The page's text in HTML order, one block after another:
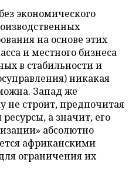
экономического
на основе этих
и местного бизнеса
в стабильности и
никакая
Запад же
не строит, предпочитая
а значит, его
абсолютно
африканскими
ограничения их